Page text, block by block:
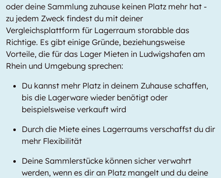
oder deine Sammlung zuhause keinen Platz mehr hat -
zu jedem Zweck findest du mit deiner
Vergleichsplattform für Lagerraum storabble das
Richtige. Es gibt einige Gründe, beziehungsweise
Vorteile, die für das Lager Mieten in Ludwigshafen am
Rhein und Umgebung sprechen:
Du kannst mehr Platz in deinem Zuhause schaffen,
bis die Lagerware wieder benötigt oder
beispielsweise verkauft wird
Durch die Miete eines Lagerraums verschaffst du dir
mehr Flexibilität
Deine Sammlerstücke können sicher verwahrt
werden, wenn es dir an Platz mangelt und du deine